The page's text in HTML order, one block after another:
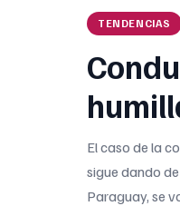
TENDENCIAS
El caso de la
sigue dando
Paraguay, se